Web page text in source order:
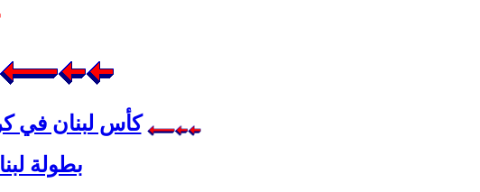
كأس لبنان في كرة
بطولة لبنان